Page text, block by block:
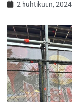
2 huhtikuun, 2024